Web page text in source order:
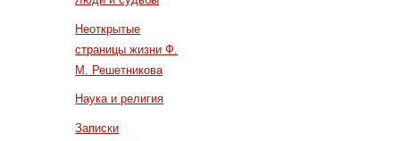
Неоткрытые
страницы жизни Ф.
М. Решетникова
Наука и религия
Записки